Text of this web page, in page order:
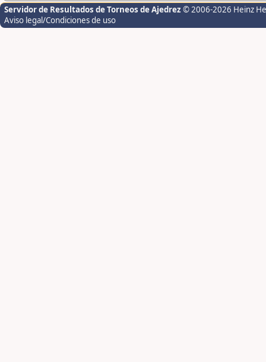
Servidor de Resultados de Torneos de Ajedrez © 2006-2026 Heinz
Aviso legal/Condiciones de uso